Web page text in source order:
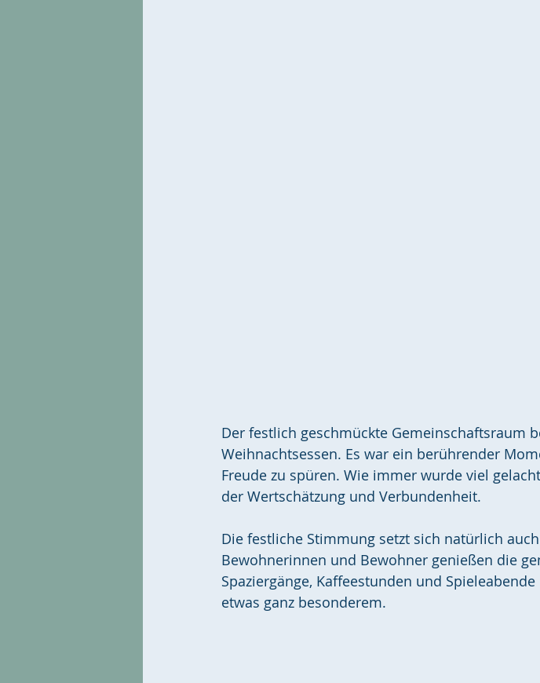
Der festlich geschmückte Gemeinschaftsraum
Weihnachtsessen. Es war ein berührender
Freude zu spüren. Wie immer wurde viel
der Wertschätzung und Verbundenheit.
Die festliche Stimmung setzt sich natürlich
Bewohnerinnen und Bewohner genießen die
Spaziergänge, Kaffeestunden und
etwas ganz besonderem.